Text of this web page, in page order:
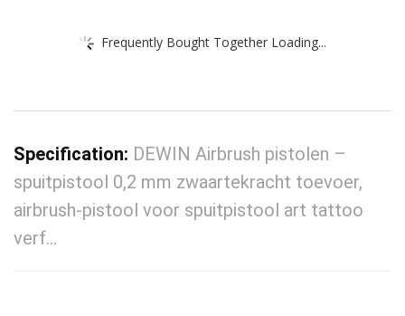
Frequently Bought Together Loading...
Specification: DEWIN Airbrush pistolen –
spuitpistool 0,2 mm zwaartekracht toevoer,
airbrush-pistool voor spuitpistool art tattoo
verf…